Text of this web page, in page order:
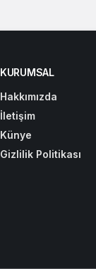
KURUMSAL
Hakkımızda
İletişim
Künye
Gizlilik Politikası